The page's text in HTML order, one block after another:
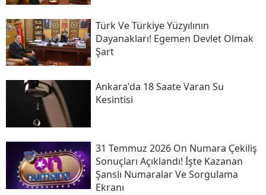
Türk Ve Türkiye Yüzyılının
Dayanakları! Egemen Devlet Olmak
Şart
Ankara'da 18 Saate Varan Su
Kesintisi
31 Temmuz 2026 On Numara Çekiliş
Sonuçları Açıklandı! İşte Kazanan
Şanslı Numaralar Ve Sorgulama
Ekranı